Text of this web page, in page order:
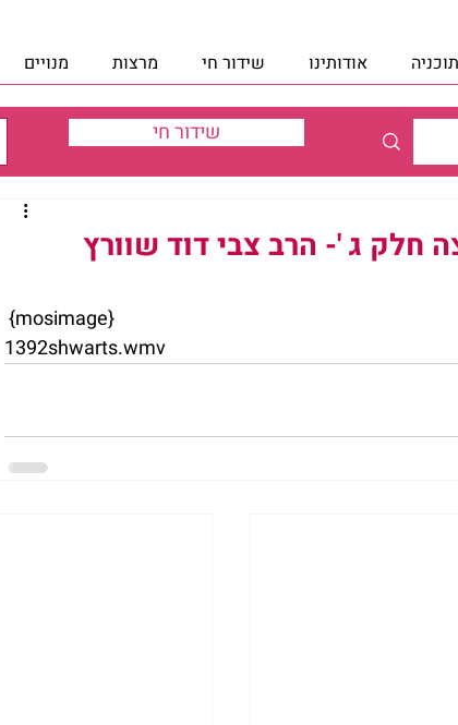
תוכניה אודותינו שידור חי מרצות מנויים
שידור חי
חלק ג '- הרב צבי דוד שוורץ
{mosimage}
1392shwarts.wmv